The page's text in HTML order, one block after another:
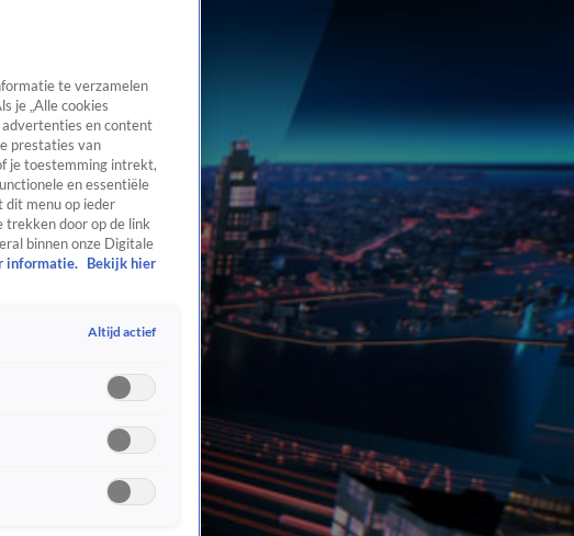
te verzamelen
je „Alle cookies
advertenties en content
prestaties van
je toestemming intrekt,
en essentiële
dit menu op ieder
trekken door op de link
binnen onze Digitale
informatie.
Bekijk hier
Altijd actief